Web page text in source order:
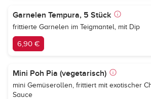
Garnelen Tempura, 5 Stück
frittierte Garnelen im Teigmantel, mit Dip
6,90 €
Mini Poh Pia (vegetarisch)
mini Gemüserollen, frittiert mit exotischer
Sauce